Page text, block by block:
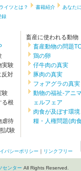
イツとは？ 書籍紹介
あなた
録
実験
反対
験
る根
虐待
試験
畜産に使われる動物
畜産動物の問題
鶏の卵
仔牛肉の真実
豚肉の真実
フォアグラの真実
動物の福祉-アニ
ェルフェア
肉食が及ぼす環
糧・人権問題(肉
バシーポリシー ｜ リンクフリー
センター All Rights Reserved.